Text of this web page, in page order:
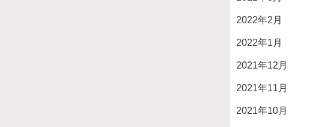
2022年2月
2022年1月
2021年12月
2021年11月
2021年10月